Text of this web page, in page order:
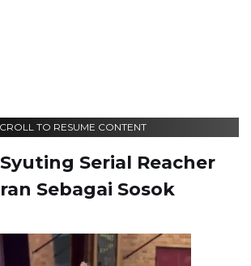
TO RESUME CONTENT
Serial Reacher
Sebagai Sosok